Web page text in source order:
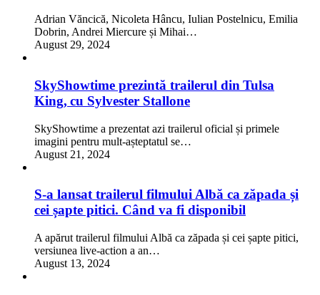
Adrian Văncică, Nicoleta Hâncu, Iulian Postelnicu, Emilia
Dobrin, Andrei Miercure și Mihai…
August 29, 2024
SkyShowtime prezintă trailerul din Tulsa
King, cu Sylvester Stallone
SkyShowtime a prezentat azi trailerul oficial și primele
imagini pentru mult-așteptatul se…
August 21, 2024
S-a lansat trailerul filmului Albă ca zăpada și
cei șapte pitici. Când va fi disponibil
A apărut trailerul filmului Albă ca zăpada și cei șapte pitici,
versiunea live-action a an…
August 13, 2024